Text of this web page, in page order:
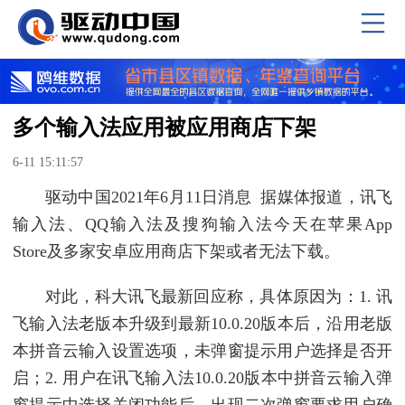
多个输入法应用被应用商店下架
6-11 15:11:57
驱动中国2021年6月11日消息 据媒体报道，讯飞
输入法、QQ输入法及搜狗输入法今天在苹果App
Store及多家安卓应用商店下架或者无法下载。
对此，科大讯飞最新回应称，具体原因为：1. 讯
飞输入法老版本升级到最新10.0.20版本后，沿用老版
本拼音云输入设置选项，未弹窗提示用户选择是否开
启；2. 用户在讯飞输入法10.0.20版本中拼音云输入弹